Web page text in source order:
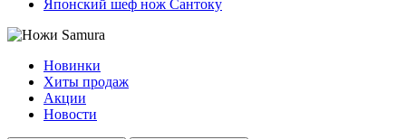
Японский шеф нож Сантоку
Новинки
Хиты продаж
Акции
Новости